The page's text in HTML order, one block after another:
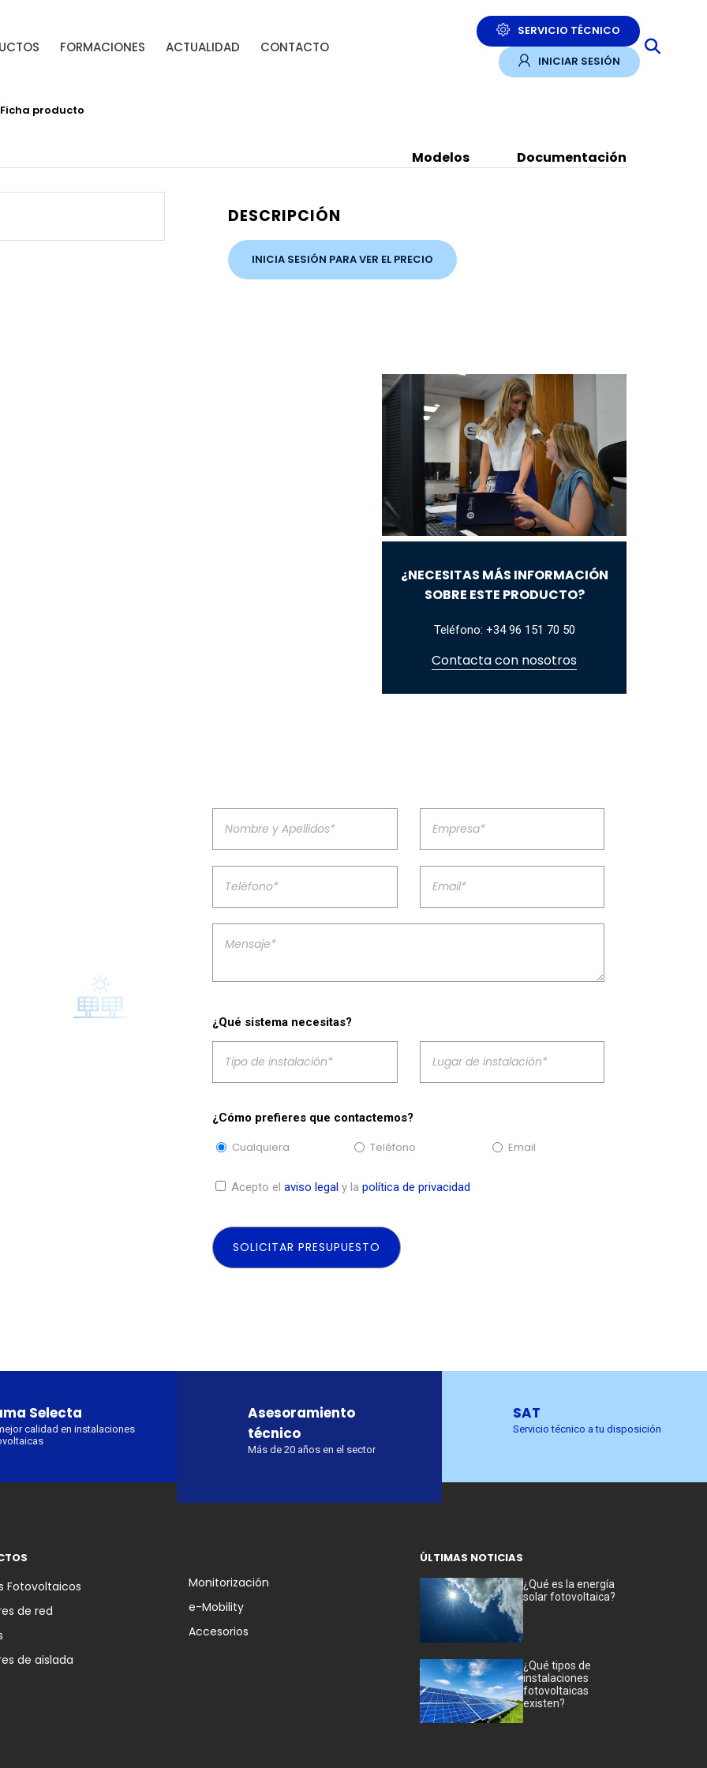
FORMACIONES ACTUALIDAD CONTACTO
SERVICIO TÉCNICO
INICIAR SESIÓN
Ficha producto
Modelos Documentación
DESCRIPCIÓN
INICIA SESIÓN PARA VER EL PRECIO
¿NECESITAS MÁS INFORMACIÓN
SOBRE ESTE PRODUCTO?
Teléfono: +34 96 151 70 50
Contacta con nosotros
¿Qué sistema necesitas?
¿Cómo prefieres que contactemos?
Cualquiera Teléfono Email
Acepto el aviso legal y la política de privacidad
Selecta
calidad en instalaciones
Asesoramiento
técnico
Más de 20 años en el sector
SAT
Servicio técnico a tu disposición
Fotovoltaicos
de red
de aislada
Monitorización
e-Mobility
Accesorios
ÚLTIMAS NOTICIAS
¿Qué es la energía
solar fotovoltaica?
¿Qué tipos de
instalaciones
fotovoltaicas
existen?